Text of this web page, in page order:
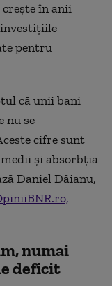
creşte în anii
pentru
că unii bani
nu se
cifre sunt
şi absorbţia
Daniel Dăianu,
numai
deficit